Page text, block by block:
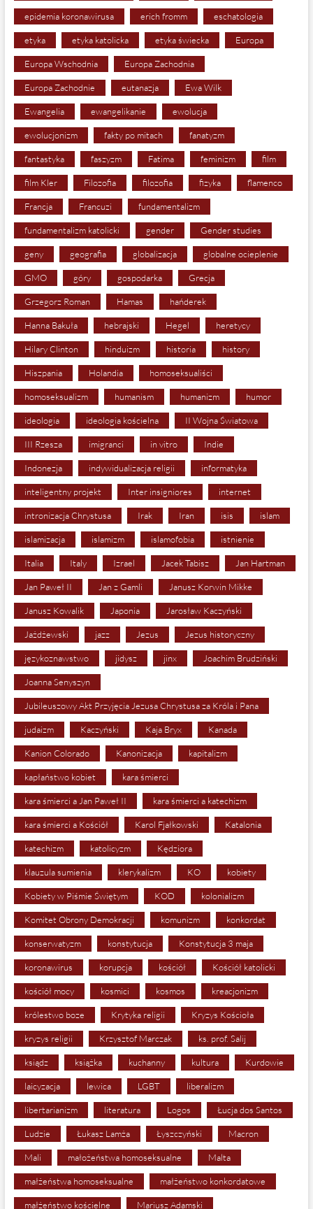
epidemia koronawirusa erich fromm eschatologia
etyka etyka katolicka etyka świecka Europa
Europa Wschodnia Europa Zachodnia
Europa Zachodnie eutanazja Ewa Wilk
Ewangelia ewangelikanie ewolucja
ewolucjonizm fakty po mitach fanatyzm
fantastyka faszyzm Fatima feminizm film
film Kler Filozofia filozofia fizyka flamenco
Francja Francuzi fundamentalizm
fundamentalizm katolicki gender Gender studies
geny geografia globalizacja globalne ocieplenie
GMO góry gospodarka Grecja
Grzegorz Roman Hamas hańderek
Hanna Bakuła hebrajski Hegel heretycy
Hilary Clinton hinduizm historia history
Hiszpania Holandia homoseksualiści
homoseksualizm humanism humanizm humor
ideologia ideologia kościelna II Wojna Światowa
III Rzesza imigranci in vitro Indie
Indonezja indywidualizacja religii informatyka
inteligentny projekt Inter insigniores internet
intronizacja Chrystusa Irak Iran isis islam
islamizacja islamizm islamofobia istnienie
Italia Italy Izrael Jacek Tabisz Jan Hartman
Jan Paweł II Jan z Gamli Janusz Korwin Mikke
Janusz Kowalik Japonia Jarosław Kaczyński
Jażdżewski jazz Jezus Jezus historyczny
językoznawstwo jidysz jinx Joachim Brudziński
Joanna Senyszyn
Jubileuszowy Akt Przyjęcia Jezusa Chrystusa za Króla i Pana
judaizm Kaczyński Kaja Bryx Kanada
Kanion Colorado Kanonizacja kapitalizm
kapłaństwo kobiet kara śmierci
kara śmierci a Jan Paweł II kara śmierci a katechizm
kara śmierci a Kościół Karol Fjałkowski Katalonia
katechizm katolicyzm Kędziora
klauzula sumienia klerykalizm KO kobiety
Kobiety w Piśmie Świętym KOD kolonializm
Komitet Obrony Demokracji komunizm konkordat
konserwatyzm konstytucja Konstytucja 3 maja
koronawirus korupcja kościół Kościół katolicki
kościół mocy kosmici kosmos kreacjonizm
królestwo boze Krytyka religii Kryzys Kościoła
kryzys religii Krzysztof Marczak ks. prof. Salij
ksiądz książka kuchanny kultura Kurdowie
laicyzacja lewica LGBT liberalizm
libertarianizm literatura Logos Łucja dos Santos
Ludzie Łukasz Lamża Łyszczyński Macron
Mali małożeństwa homoseksualne Malta
małżeństwa homoseksualne małżeństwo konkordatowe
małżeństwo kościelne Mariusz Adamski